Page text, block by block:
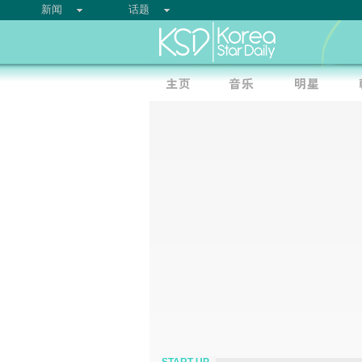
新闻 话题